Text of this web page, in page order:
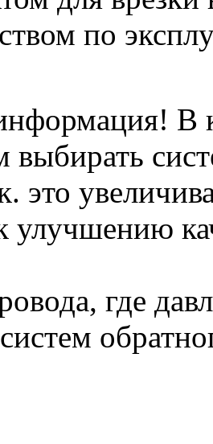
по
В
выбирать
это
улучшению
где
систем